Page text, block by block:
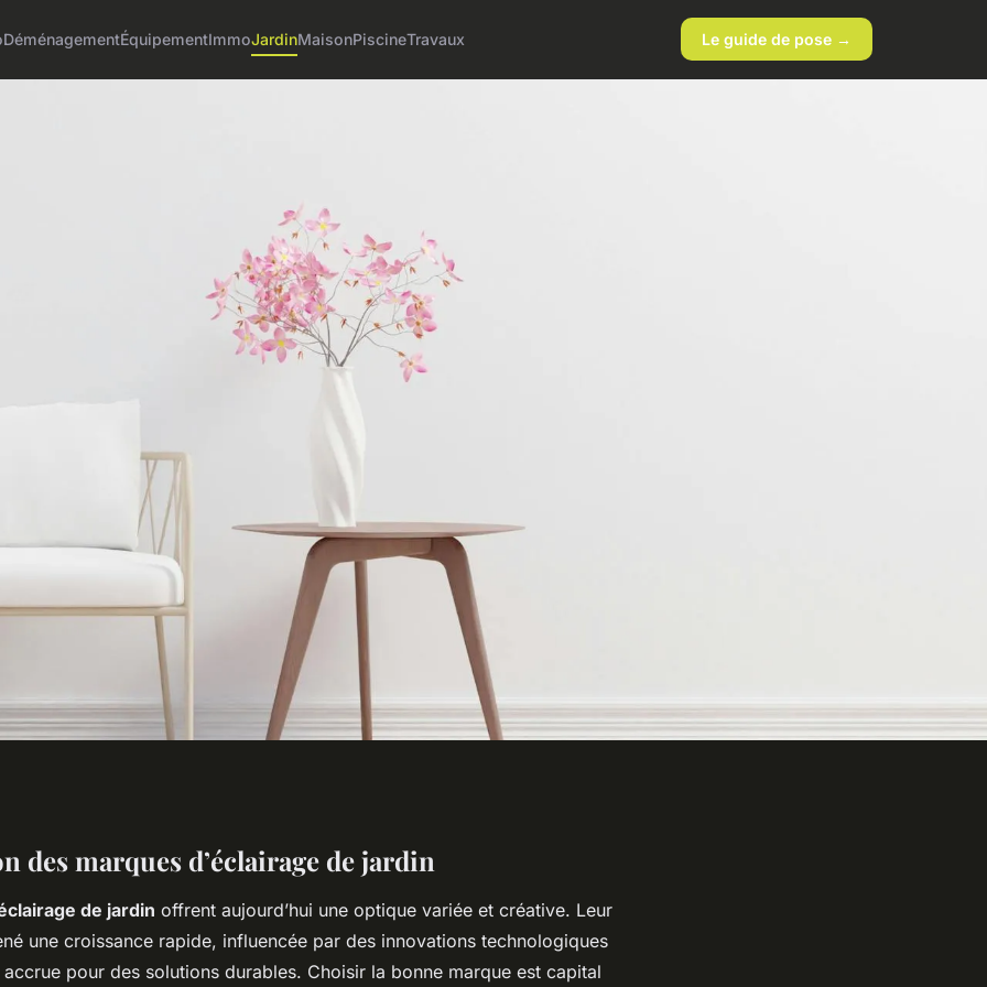
DéménagementÉquipementImmoJardinMaisonPiscineTravaux Le guide de pose →
marques
des marques d’éclairage de jardin
de jardin offrent aujourd’hui une optique variée et créative. Leur
une croissance rapide, influencée par des innovations technologiques
pour des solutions durables. Choisir la bonne marque est capital